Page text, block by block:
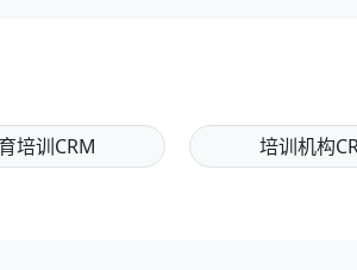
培训CRM 培训机构